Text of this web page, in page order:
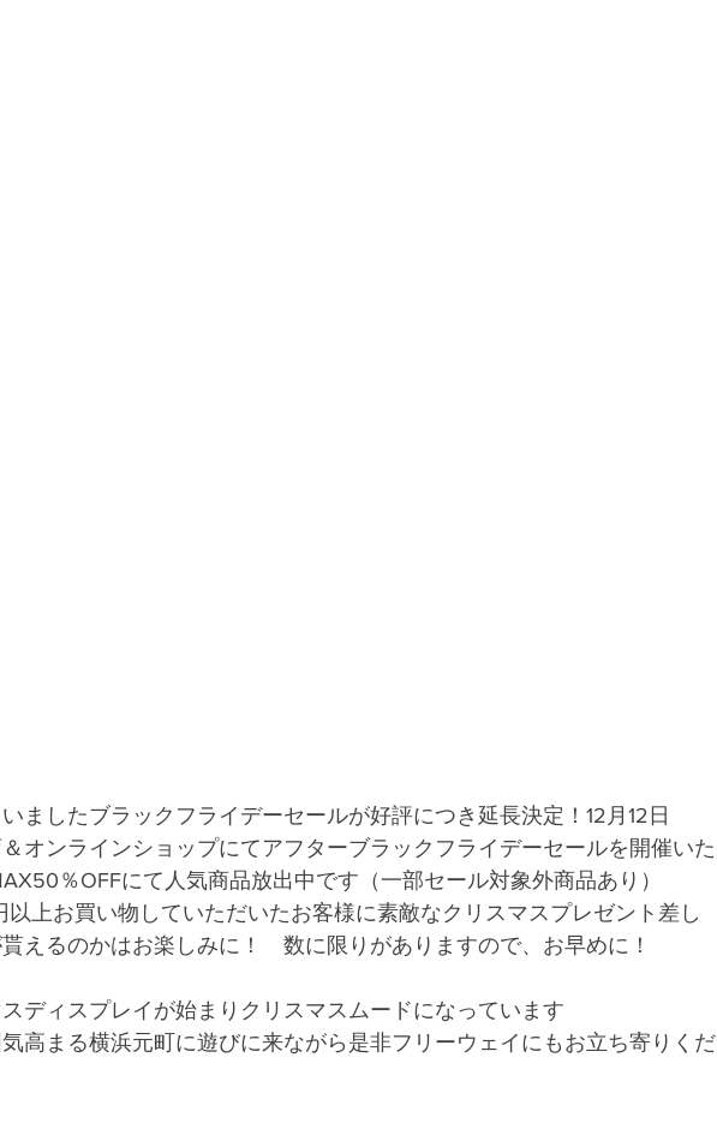
ましたブラックフライデーセールが好評につき延長決定！12月12日
＆オンラインショップにてアフターブラックフライデーセールを開催いた
％OFFにて人気商品放出中です（一部セール対象外商品あり）
以上お買い物していただいたお客様に素敵なクリスマスプレゼント差し
えるのかはお楽しみに！　数に限りがありますので、お早めに！
ディスプレイが始まりクリスマスムードになっています
高まる横浜元町に遊びに来ながら是非フリーウェイにもお立ち寄りくだ